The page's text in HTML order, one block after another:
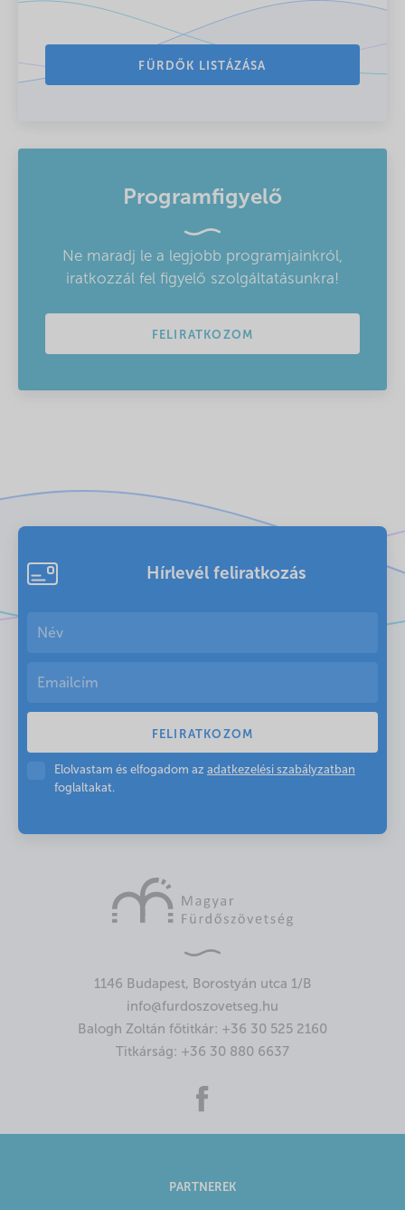
FÜRDŐK LISTÁZÁSA
Programfigyelő
Ne maradj le a legjobb programjainkról,
iratkozzál fel figyelő szolgáltatásunkra!
FELIRATKOZOM
Hírlevél feliratkozás
Elolvastam és elfogadom az adatkezelési szabályzatban
foglaltakat.
1146 Budapest, Borostyán utca 1/B
info@furdoszovetseg.hu
Balogh Zoltán főtitkár: +36 30 525 2160
Titkárság: +36 30 880 6637
PARTNEREK